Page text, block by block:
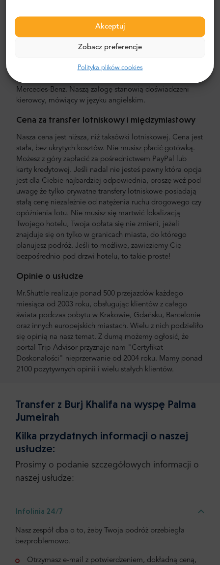
Akceptuj
Zobacz preferencje
Polityka plików cookies
Transfer lotniskowy i międzymiastowy
Szukasz taniej i sprawdzonej usługi transportowej z
lotniska? Zamów transfer lotniskowy z Mr.Shuttle, usługą
usługę door-to-door, w nowych, komfortowych,
klimatyzowanych minivanach i minibusach marki
Mercedes-Benz. Naszą załogę stanowią doświadczeni
kierowcy, mówiący w języku angielskim.
Cena za transfer lotniskowy i międzymiastowy
Nasza cena jest niższa, niż taksówki lotniskowej. Cena jest
stała, bez ukrytych kosztów. Nie musisz płacić gotówką.
Możesz z góry zapłacić za pośrednictwem PayPal lub
karty kredytowej. Jeśli nadal nie jesteś pewny która opcja
jest dla Ciebie najbardziej odpowiednia, proszę weź pod
uwagę że tylko prywatne transfery lotniskowe posiadają
stałą cenę niezależnie od natężenia ruchu drogowego czy
opóźnienia lotu. Nie musisz się martwić lokalizacją
Twojego hotelu, Twoja opłata się nie zmieni, jeżeli
znajduje się on tylko w granicach miasta, do którego
planujesz podróż. Jeśli to możliwe, zawieziemy Cię
bezpośrednio pod drzwi hotelu, to takie proste!
Opinie o usłudze
Mr.Shuttle realizuje ponad 500 przejazdów każdego
miesiąca od 2003 roku, obsługując klientów z całego
świata podczas pobytu w Krakowie, Gdańsku, Barcelonie
oraz innych europejskich miastach. Wielu z nich podzieliło
się opinią na nasz temat. Z dumą możemy ogłosić, że
portal Trip-Advisor przyznaje nam "Certyfikat
Doskonałości" nieprzerwanie od 2004 roku. Mamy ponad
2100 pozytywnych opinii i wielu stałych klientów.
Transfer z Burj Khalifa na wyspę Palma
Jumeirah
Kilka przydatnych informacji o naszej
usłudze:
Prosimy o podanie szczegółowych informacji o
naszej usłudze:
Infolinia 24/7
Nasz zespół dba o to, żeby Twoja podróż przebiegła
bezproblemowo.
Otrzymasz e-mail z potwierdzeniem, dokładną ceną,